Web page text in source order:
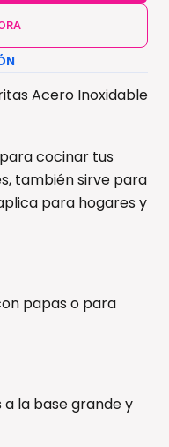
Acero Inoxidable
cocinar tus
también sirve para
para hogares y
papas o para
la base grande y